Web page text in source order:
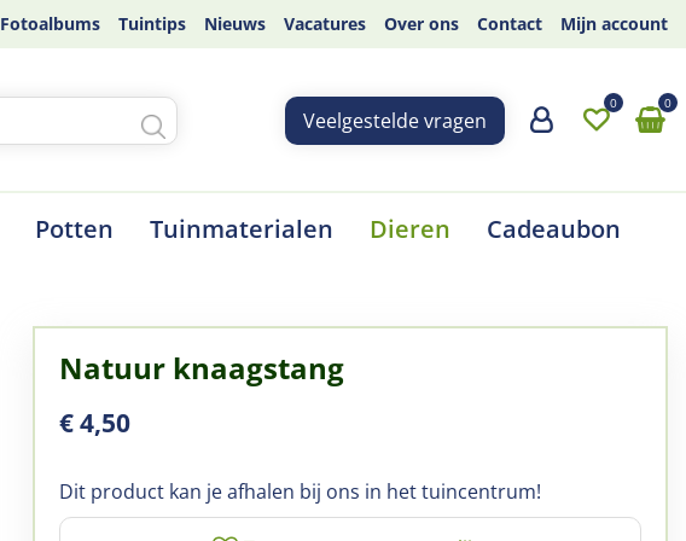
Fotoalbums Tuintips Nieuws Vacatures Over ons Contact Mijn account
Veelgestelde vragen
Potten Tuinmaterialen Dieren Cadeaubon
Natuur knaagstang
€4,50
Dit product kan je afhalen bij ons in het tuincentrum!